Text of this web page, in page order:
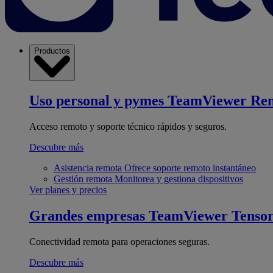
Productos
Uso personal y pymes TeamViewer
Acceso remoto y soporte técnico rápidos y seguros.
Descubre más
Asistencia remota Ofrece soporte remoto instantáneo
Gestión remota Monitorea y gestiona dispositivos
Ver planes y precios
Grandes empresas TeamViewer Tensor
Conectividad remota para operaciones seguras.
Descubre más